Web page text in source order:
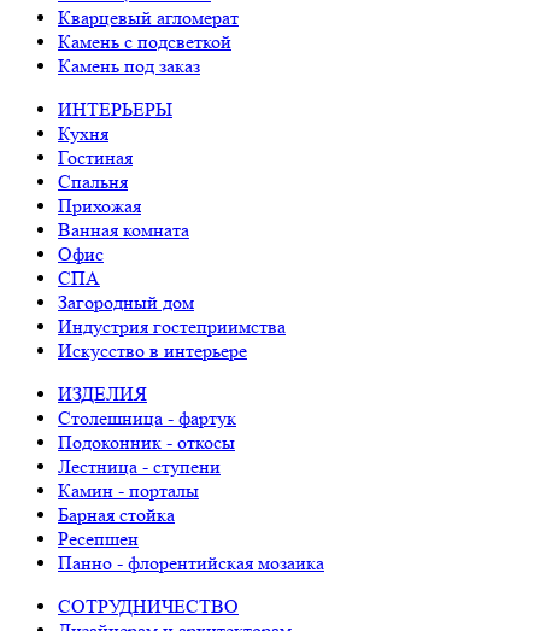
Кварцевый агломерат
Камень с подсветкой
Камень под заказ
ИНТЕРЬЕРЫ
Кухня
Гостиная
Спальня
Прихожая
Ванная комната
Офис
СПА
Загородный дом
Индустрия гостеприимства
Искусство в интерьере
ИЗДЕЛИЯ
Столешница - фартук
Подоконник - откосы
Лестница - ступени
Камин - порталы
Барная стойка
Ресепшен
Панно - флорентийская мозаика
СОТРУДНИЧЕСТВО